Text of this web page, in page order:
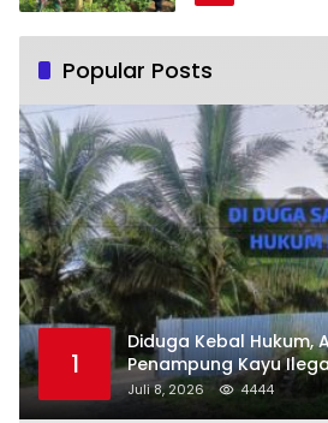
Popular Posts
1
Diduga Kebal Hukum,
Penampung Kayu
Soroti Komitmen
Kampar
Juli 8, 2026 4444